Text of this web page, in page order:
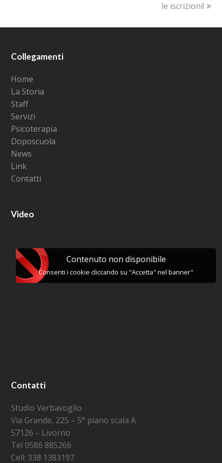
le iscrizioni!
Collegamenti
Home
La Storia
Staff
Servizi
Psicoterapia
Doposcuola
News
Link
Contatti
Video
Contenuto non disponibile
Consenti i cookie cliccando su "Accetta" nel banner"
Contatti
Studio Verbavoglio
Via Grande, 225 – 5° piano scala A
57126 – Livorno
Tel 0586 885266
Cell: 338 1383197